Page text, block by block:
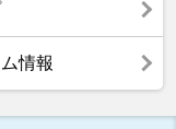
情報